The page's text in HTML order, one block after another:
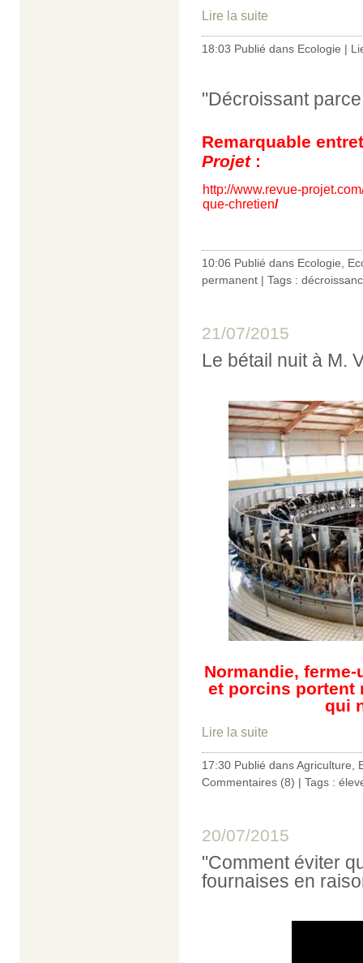
Lire la suite
18:03 Publié dans Ecologie |
"Décroissant
Remarquable
Projet:
http://www.revue-
que-chretien/
10:06 Publié dans Ecologie,
permanent | Tags :
21/07/2015
Le bétail nuit à M.
Normandie,
et porcins portent
qui
Lire la suite
17:30 Publié dansAgriculture
Commentaires (8) | Tags :
20/07/2015
"Comment éviter
fournaises en